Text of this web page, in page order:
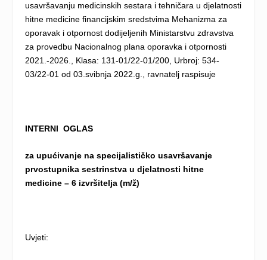
usavršavanju medicinskih sestara i tehničara u djelatnosti
hitne medicine financijskim sredstvima Mehanizma za
oporavak i otpornost dodijeljenih Ministarstvu zdravstva
za provedbu Nacionalnog plana oporavka i otpornosti
2021.-2026., Klasa: 131-01/22-01/200, Urbroj: 534-
03/22-01 od 03.svibnja 2022.g., ravnatelj raspisuje
INTERNI OGLAS
za upućivanje na specijalističko usavršavanje
prvostupnika sestrinstva u djelatnosti hitne
medicine – 6 izvršitelja (m/ž)
Uvjeti: